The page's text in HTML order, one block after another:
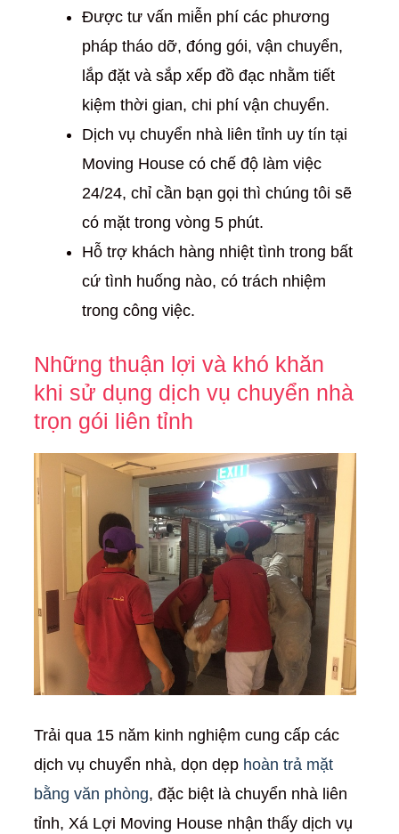
Được tư vấn miễn phí các phương
pháp tháo dỡ, đóng gói, vận chuyển,
lắp đặt và sắp xếp đồ đạc nhằm tiết
kiệm thời gian, chi phí vận chuyển.
Dịch vụ chuyển nhà liên tỉnh uy tín tại
Moving House có chế độ làm việc
24/24, chỉ cần bạn gọi thì chúng tôi sẽ
có mặt trong vòng 5 phút.
Hỗ trợ khách hàng nhiệt tình trong bất
cứ tình huống nào, có trách nhiệm
trong công việc.
Những thuận lợi và khó khăn
khi sử dụng dịch vụ chuyển nhà
trọn gói liên tỉnh
Trải qua 15 năm kinh nghiệm cung cấp các
dịch vụ chuyển nhà, dọn dẹp hoàn trả mặt
bằng văn phòng, đặc biệt là chuyển nhà liên
tỉnh, Xá Lợi Moving House nhận thấy dịch vụ